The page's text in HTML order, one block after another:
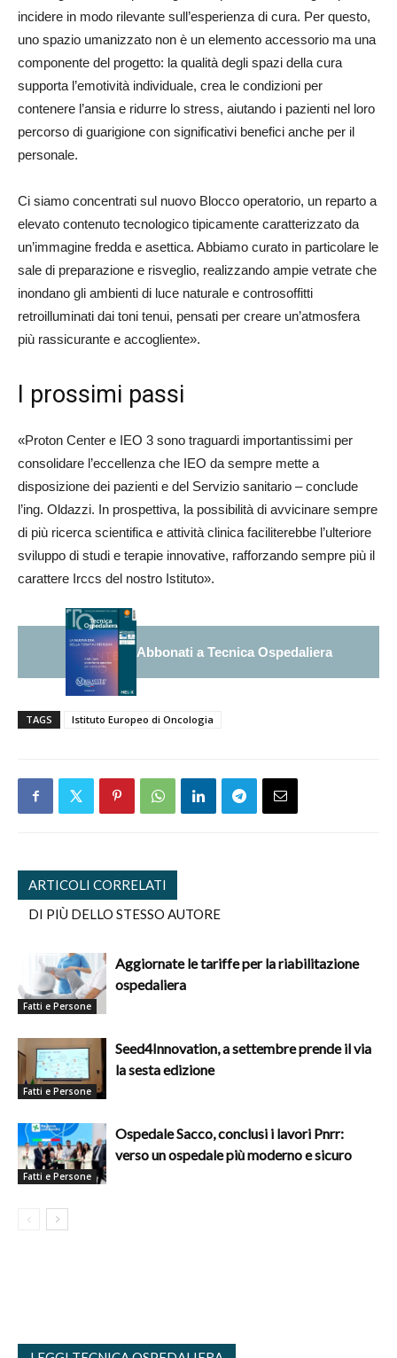
incidere in modo rilevante sull’esperienza di cura. Per questo,
uno spazio umanizzato non è un elemento accessorio ma una
componente del progetto: la qualità degli spazi della cura
supporta l’emotività individuale, crea le condizioni per
contenere l’ansia e ridurre lo stress, aiutando i pazienti nel loro
percorso di guarigione con significativi benefici anche per il
personale.
Ci siamo concentrati sul nuovo Blocco operatorio, un reparto a
elevato contenuto tecnologico tipicamente caratterizzato da
un’immagine fredda e asettica. Abbiamo curato in particolare le
sale di preparazione e risveglio, realizzando ampie vetrate che
inondano gli ambienti di luce naturale e controsoffitti
retroilluminati dai toni tenui, pensati per creare un’atmosfera
più rassicurante e accogliente».
I prossimi passi
«Proton Center e IEO 3 sono traguardi importantissimi per
consolidare l’eccellenza che IEO da sempre mette a
disposizione dei pazienti e del Servizio sanitario – conclude
l’ing. Oldazzi. In prospettiva, la possibilità di avvicinare sempre
di più ricerca scientifica e attività clinica faciliterebbe l’ulteriore
sviluppo di studi e terapie innovative, rafforzando sempre più il
carattere Irccs del nostro Istituto».
Abbonati a Tecnica Ospedaliera
TAGS Istituto Europeo di Oncologia
ARTICOLI CORRELATI
DI PIÙ DELLO STESSO AUTORE
Fatti e Persone
Aggiornate le tariffe per la riabilitazione
ospedaliera
Fatti e Persone
Seed4Innovation, a settembre prende il via
la sesta edizione
Fatti e Persone
Ospedale Sacco, conclusi i lavori Pnrr:
verso un ospedale più moderno e sicuro